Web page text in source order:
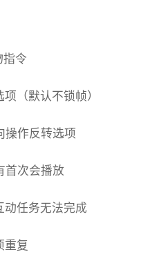
指令
（默认不锁帧）
操作反转选项
首次会播放
动任务无法完成
重复